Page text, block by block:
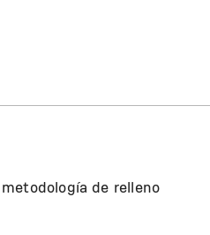
de relleno